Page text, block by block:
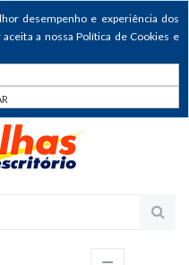
desempenho e experiência dos
a nossa Política de Cookies e